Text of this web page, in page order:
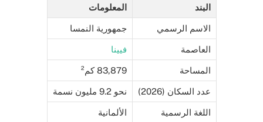
البند المعلومات
الاسم الرسمي جمهورية النمسا
العاصمة فيينا
المساحة 83,879 كم²
عدد السكان (2026) نحو 9.2 مليون نسمة
اللغة الرسمية الألمانية